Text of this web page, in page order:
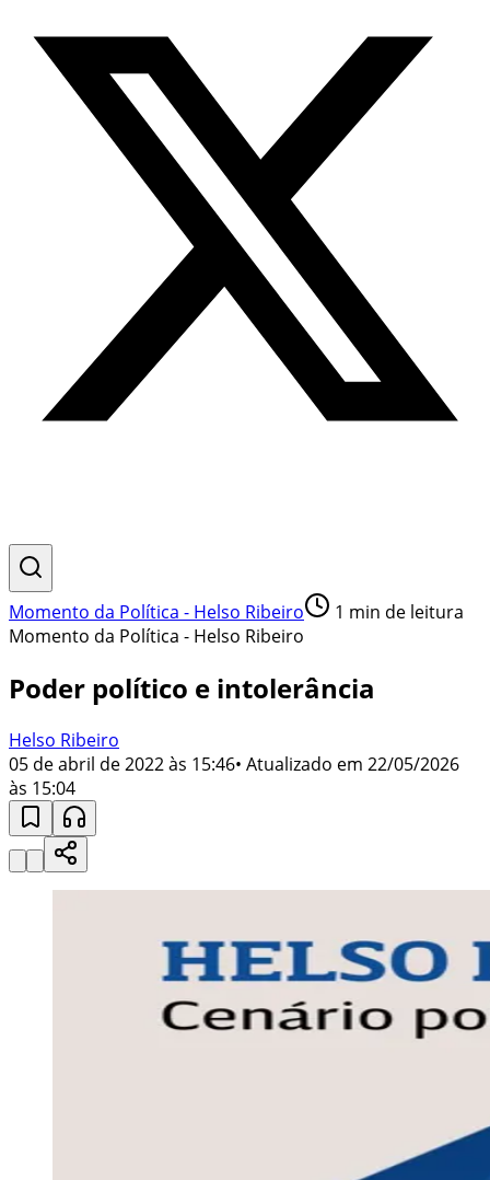
Momento da Política - Helso Ribeiro 1 min de leitura
Momento da Política - Helso Ribeiro
Poder político e intolerância
Helso Ribeiro
05 de abril de 2022 às 15:46• Atualizado em 22/05/2026
às 15:04